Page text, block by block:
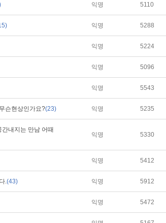
익명 5110
익명 5288
익명 5224
익명 5096
익명 5543
슨현상인가요?(23) 익명 5235
내지는 만남 어때
익명 5330
익명 5412
.(43) 익명 5912
익명 5472